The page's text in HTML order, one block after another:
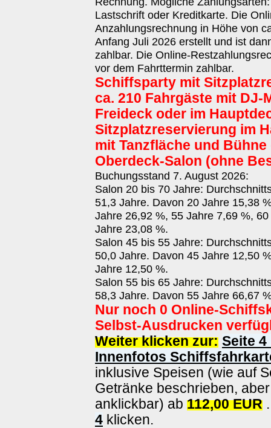
Lastschrift oder Kreditkarte. Die
Anzahlungsrechnung in Höhe von
Anfang Juli 2026 erstellt und ist
zahlbar. Die Online-
vor dem Fahrttermin zahlbar.
Schiffsparty mit
ca. 210 Fahrgäste mit DJ-
Freideck oder im
Sitzplatzreservierung im
mit Tanzfläche und Bühne
Oberdeck-Salon (ohne
Buchungsstand 7. August 2026:
Salon 20 bis 70 Jahre:
51,3 Jahre. Davon 20 Jahre 15,38
Jahre 26,92 %, 55 Jahre 7,69 %,
Jahre 23,08 %.
Salon 45 bis 55 Jahre:
50,0 Jahre. Davon 45 Jahre 12,50
Jahre 12,50 %.
Salon 55 bis 65 Jahre:
58,3 Jahre. Davon 55 Jahre 66,67
Nur noch 0 Online-
Selbst-Ausdrucken
Weiter klicken zur: Seite
Innenfotos
inklusive Speisen (wie auf
Getränke beschrieben,
anklickbar) ab 112,00 EUR
4 klicken.